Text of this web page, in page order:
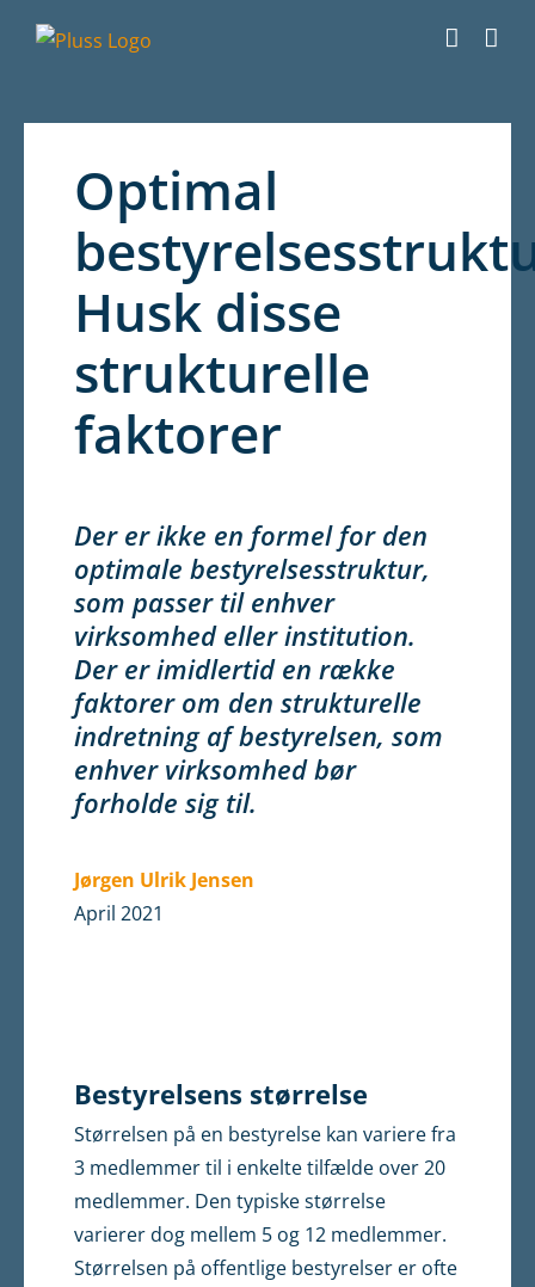
Optimal
Husk disse
strukturelle
faktorer
Der er ikke en formel for den
optimale bestyrelsesstruktur,
som passer til enhver
virksomhed eller institution.
Der er imidlertid en række
faktorer om den strukturelle
indretning af bestyrelsen, som
enhver virksomhed bør
forholde sig til.
Jørgen Ulrik Jensen
April 2021
Bestyrelsens størrelse
Størrelsen på en bestyrelse kan variere fra
3 medlemmer til i enkelte tilfælde over 20
medlemmer. Den typiske størrelse
varierer dog mellem 5 og 12 medlemmer.
Størrelsen på offentlige bestyrel­ser er ofte